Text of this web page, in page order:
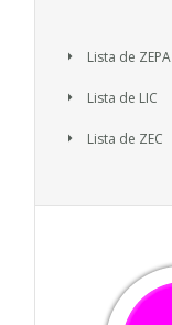
Lista de ZEPA
Lista de LIC
Lista de ZEC